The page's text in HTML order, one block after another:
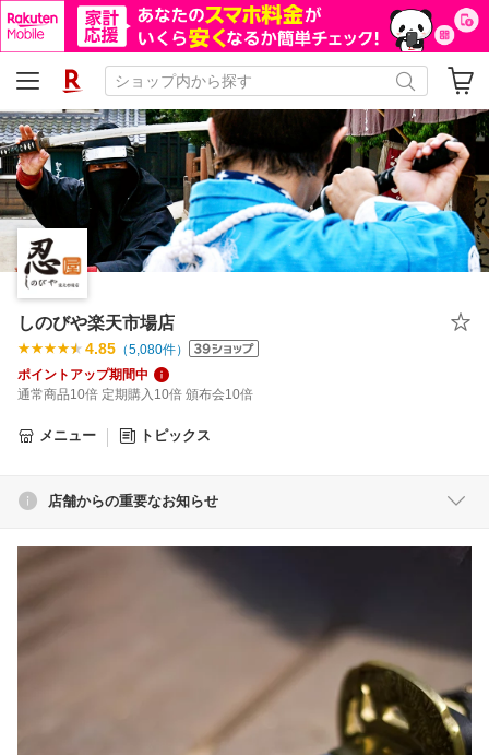
しのびや楽天市場店
4.85 （5,080件）
ポイントアップ期間中
通常商品10倍 定期購入10倍 頒布会10倍
メニュー トピックス
店舗からの重要なお知らせ